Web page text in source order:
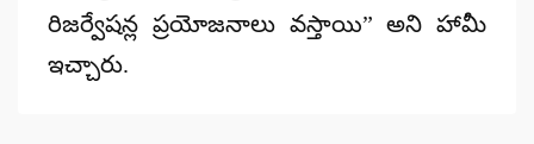
రిజర్వేషన్ల ప్రయోజనాలు వస్తాయి” అని హామీ
ఇచ్చారు.